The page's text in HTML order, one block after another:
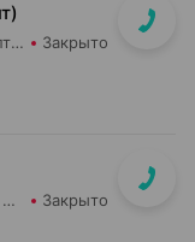
Планета Здоровья Фарм-Продукт ОДО Аптека №7 Закрыто
Планета Здоровья Белэкрос ОДО Аптека №5 Закрыто